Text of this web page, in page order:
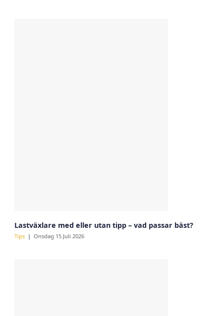
Lastväxlare med eller utan tipp – vad passar bäst?
Tips Onsdag 15 Juli 2026